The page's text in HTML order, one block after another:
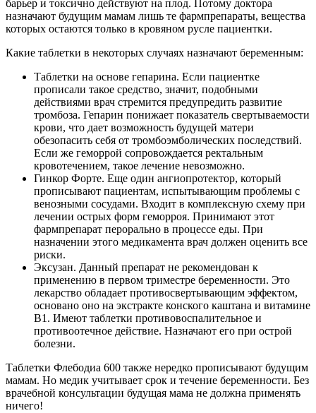
барьер и токсично действуют на плод. Потому доктора
назначают будущим мамам лишь те фармпрепараты, вещества
которых остаются только в кровяном русле пациентки.
Какие таблетки в некоторых случаях назначают беременным:
Таблетки на основе гепарина. Если пациентке
прописали такое средство, значит, подобными
действиями врач стремится предупредить развитие
тромбоза. Гепарин понижает показатель свертываемости
крови, что дает возможность будущей матери
обезопасить себя от тромбоэмболических последствий.
Если же геморрой сопровождается ректальным
кровотечением, такое лечение невозможно.
Гинкор Форте. Еще один ангиопротектор, который
прописывают пациентам, испытывающим проблемы с
венозными сосудами. Входит в комплексную схему при
лечении острых форм геморроя. Принимают этот
фармпрепарат перорально в процессе еды. При
назначении этого медикамента врач должен оценить все
риски.
Эксузан. Данный препарат не рекомендован к
применению в первом триместре беременности. Это
лекарство обладает противосвертывающим эффектом,
основано оно на экстракте конского каштана и витамине
В1. Имеют таблетки противовоспалительное и
противоотечное действие. Назначают его при острой
болезни.
Таблетки Флебодиа 600 также нередко прописывают будущим
мамам. Но медик учитывает срок и течение беременности. Без
врачебной консультации будущая мама не должна применять
ничего!